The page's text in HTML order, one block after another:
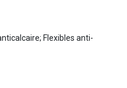
Flexibles anti-